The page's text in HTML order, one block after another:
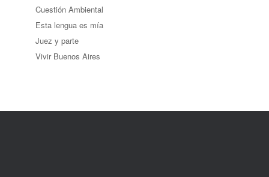
Cuestión Ambiental
Esta lengua es mía
Juez y parte
Vivir Buenos Aires